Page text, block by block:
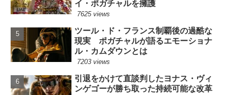
イ・ポガチャルを擁護
7625 views
ツール・ド・フランス制覇後の過酷な
現実 ポガチャルが語るエモーショナ
ル・カムダウンとは
7203 views
引退をかけて直談判したヨナス・ヴィ
ンゲゴーが勝ち取った持続可能な改革